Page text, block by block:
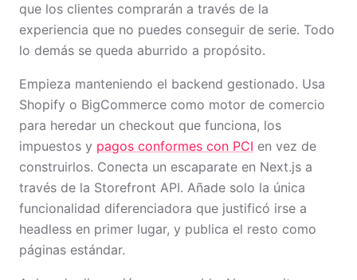
que los clientes comprarán a través de la
experiencia que no puedes conseguir de serie. Todo
lo demás se queda aburrido a propósito.
Empieza manteniendo el backend gestionado. Usa
Shopify o BigCommerce como motor de comercio
para heredar un checkout que funciona, los
impuestos y pagos conformes con PCI en vez de
construirlos. Conecta un escaparate en Next.js a
través de la Storefront API. Añade solo la única
funcionalidad diferenciadora que justificó irse a
headless en primer lugar, y publica el resto como
páginas estándar.